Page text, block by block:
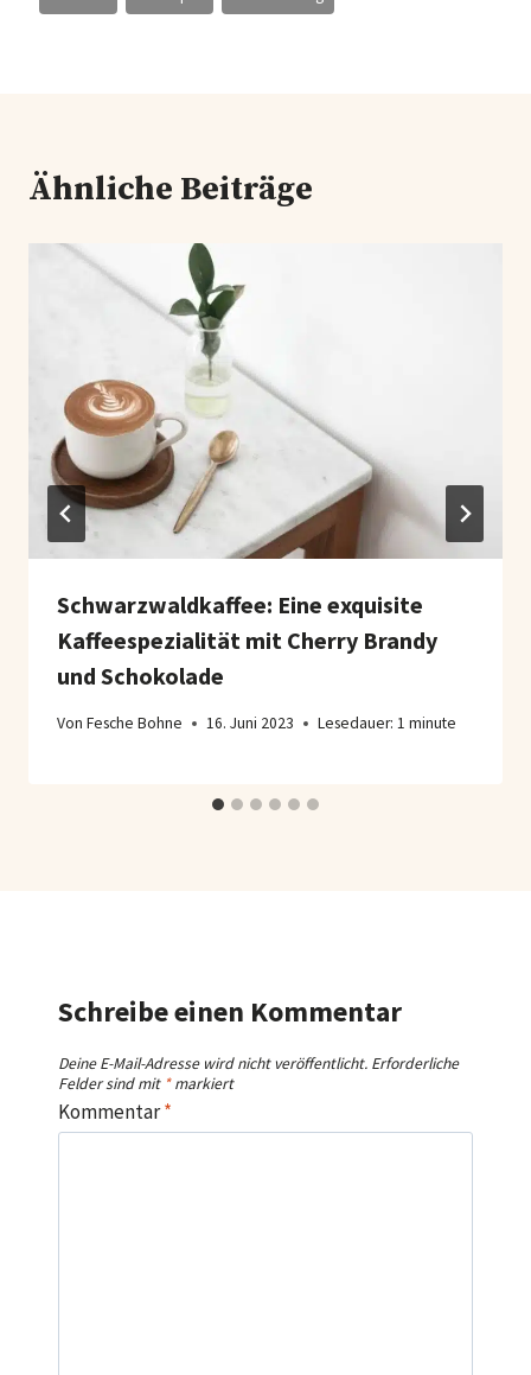
Ähnliche Beiträge
Schwarzwaldkaffee: Eine exquisite
Kaffeespezialität mit Cherry Brandy
und Schokolade
Von Fesche Bohne 16. Juni 2023 Lesedauer: 1minute
Schreibe einen Kommentar
Deine E-Mail-Adresse wird nicht veröffentlicht. Erforderliche
Felder sind mit *markiert
Kommentar*